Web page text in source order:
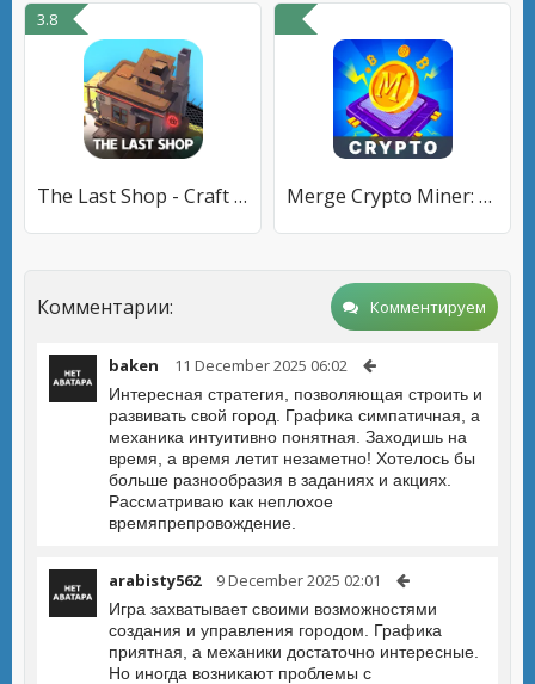
3.8
The Last Shop - Craft & Trade Merge Crypto Miner: Earn Money
Комментарии: Комментируем
baken 11 December 2025 06:02
Интересная стратегия, позволяющая строить и
развивать свой город. Графика симпатичная, а
механика интуитивно понятная. Заходишь на
время, а время летит незаметно! Хотелось бы
больше разнообразия в заданиях и акциях.
Рассматриваю как неплохое
времяпрепровождение.
arabisty562 9 December 2025 02:01
Игра захватывает своими возможностями
создания и управления городом. Графика
приятная, а механики достаточно интересные.
Но иногда возникают проблемы с